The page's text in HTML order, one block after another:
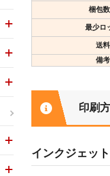
梱包
最少ロ
送料
備考
印刷
インクジェッ